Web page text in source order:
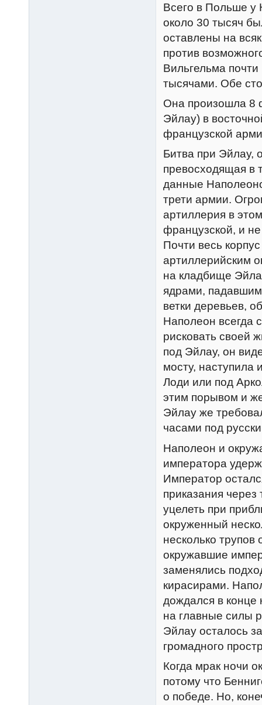
Всего в Польше у
около 30 тысяч
оставлены на
против
Вильгельма
тысячами. Обе
Она произошла 8
Эйлау) в
французской
Битва при Эйлау,
превосходящая в
данные
трети армии.
артиллерия в
французской, и
Почти весь
артиллерийским
на кладбище
ядрами,
ветки деревьев,
Наполеон всегда
рисковать своей
под Эйлау, он
мосту, наступила
Лоди или под
этим порывом и
Эйлау же
часами под
Наполеон и
императора
Император
приказания
уцелеть при
окруженный
несколько
окружавшие
заменялись
кирасирами.
дождался в конце
на главные силы
Эйлау осталось
громадного
Когда мрак ночи
потому что
о победе. Но,